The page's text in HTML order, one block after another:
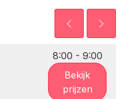
8:00 - 9:00
Bekijk
prijzen